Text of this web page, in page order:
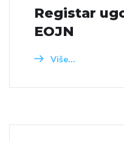
Registar
EOJN
Više...